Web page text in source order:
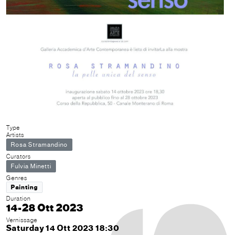
Type
Artists
Rosa Stramandino
Curators
Fulvia Minetti
Genres
Painting
Duration
14-28 Ott 2023
Vernissage
Saturday 14 Ott 2023 18:30